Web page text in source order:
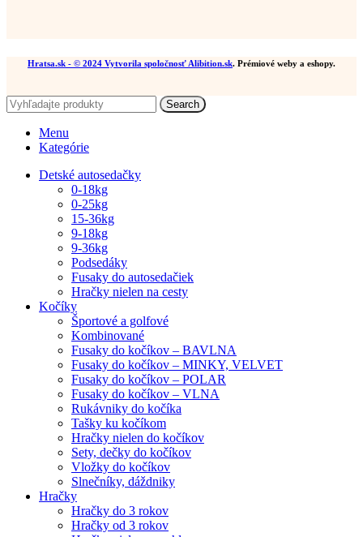
Hratsa.sk - © 2024 Vytvorila spoločnosť Alibition.sk. Prémiové weby a eshopy.
Search
Menu
Kategórie
Detské autosedačky
0-18kg
0-25kg
15-36kg
9-18kg
9-36kg
Podsedáky
Fusaky do autosedačiek
Hračky nielen na cesty
Kočíky
Športové a golfové
Kombinované
Fusaky do kočíkov – BAVLNA
Fusaky do kočíkov – MINKY, VELVET
Fusaky do kočíkov – POLAR
Fusaky do kočíkov – VLNA
Rukávniky do kočíka
Tašky ku kočíkom
Hračky nielen do kočíkov
Sety, dečky do kočíkov
Vložky do kočíkov
Slnečníky, dáždniky
Hračky
Hračky do 3 rokov
Hračky od 3 rokov